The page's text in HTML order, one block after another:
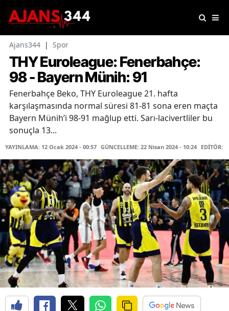
Ajans344 | Spor
THY Euroleague: Fenerbahçe:
98 - Bayern Münih: 91
Fenerbahçe Beko, THY Euroleague 21. hafta
karşılaşmasında normal süresi 81-81 sona eren maçta
Bayern Münih’i 98-91 mağlup etti. Sarı-lacivertliler bu
sonuçla 13...
YAYINLAMA: 12 Ocak 2024 - 00:57 GÜNCELLEME: 22 Nisan 2024 - 10:24 EDİTÖR: